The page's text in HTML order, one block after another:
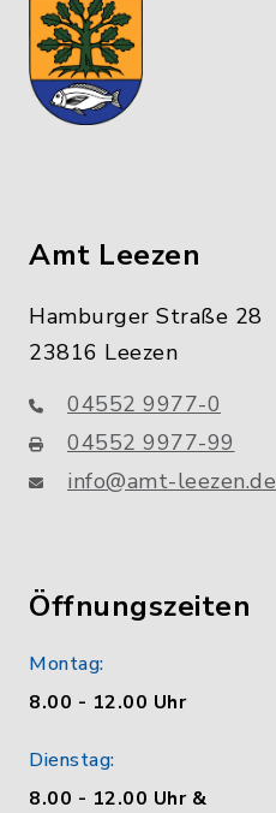
Amt Leezen
Hamburger Straße 28
23816 Leezen
04552 9977-0
04552 9977-99
info@amt-leezen.de
Öffnungszeiten
Montag:
8.00 - 12.00 Uhr
Dienstag:
8.00 - 12.00 Uhr &